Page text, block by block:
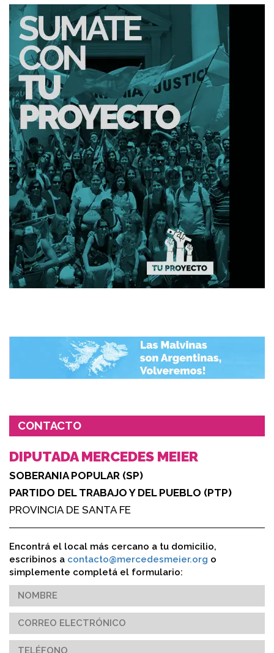
CONTACTO
DIPUTADA MERCEDES MEIER
SOBERANIA POPULAR (SP)
PARTIDO DEL TRABAJO Y DEL PUEBLO (PTP)
PROVINCIA DE SANTA FE
Encontrá el local más cercano a tu domicilio,
escribinos a contacto@mercedesmeier.org o
simplemente completá el formulario: